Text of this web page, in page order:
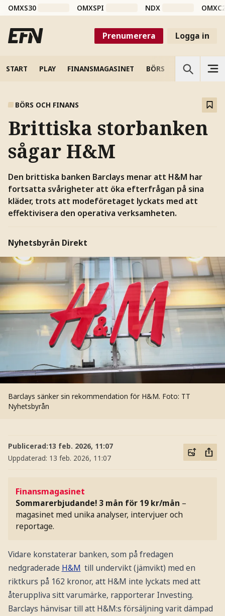
OMXS30 OMXSPI NDX
Prenumerera Logga in
START PLAY FINANSMAGASINET BÖRS VETENSKAP
BÖRS OCH FINANS
Brittiska storbanken
sågar H&M
Den brittiska banken Barclays menar att H&M har
fortsatta svårigheter att öka efterfrågan på sina
kläder, trots att modeföretaget lyckats med att
effektivisera den operativa verksamheten.
Nyhetsbyrån Direkt
Barclays sänker sin rekommendation för H&M. Foto: TT
Nyhetsbyrån
Publicerad:13 feb. 2026, 11:07
Uppdaterad: 13 feb. 2026, 11:07
Finansmagasinet
Sommarerbjudande! 3 mån för 19 kr/mån –
magasinet med unika analyser, intervjuer och
reportage.
Vidare konstaterar banken, som på fredagen
nedgraderade H&M till undervikt (jämvikt) med en
riktkurs på 162 kronor, att H&M inte lyckats med att
återuppliva sitt varumärke, rapporterar Investing.
Barclays hänvisar till att H&M:s försäljning varit dämpad